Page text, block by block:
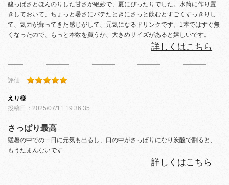
酸っぱさとほんのりした甘さが絶妙で、夏にぴったりでした。水筒に作り置
きしておいて、ちょっと暑さにバテたときにさっと飲むとすごくすっきりし
て、気力が蘇ってきた感じがして、元気になるドリンクです。1本ではすぐ無
くなったので、もっと本数を買うか、大きめサイズがあると嬉しいです。
詳しくはこちら
評価
えり様
投稿日： 2025/07/11 19:36:35
さっぱり最高
猛暑の中での一日に元気も出るし、口の中がさっぱりになり炭酸で割ると、
もうたまんないです
詳しくはこちら